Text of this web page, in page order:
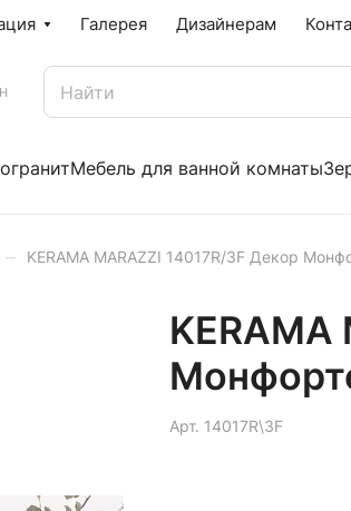
Галерея Дизайнерам
Мебель для ванной комнаты
– KERAMA MARAZZI 14017R/3F Декор
KERAMA
Арт. 14017R\3F